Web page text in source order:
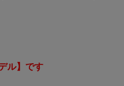
ル】です